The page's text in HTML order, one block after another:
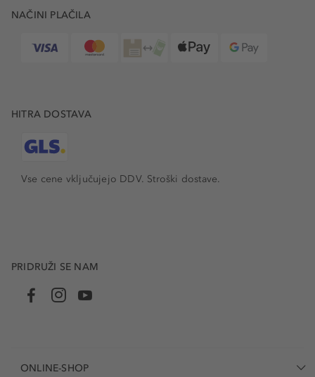
Gobe za tuširanje lahko izboljšajo splošno zdravje kože,
saj kožo po telesu nežno čistijo, delujejo kot rahel piling
in na ta način pomagajo odstraniti odmrle kožne celice.
Gobica za tuširanje pa je odlična izbira tudi za masažo
pozabimo sprostiti in za trenutek odmisliti na stres
vsakdanjika. Naj bo trenutek pod prho trenutek za vas: pri
tem pa vam lahko pomaga mehka gobica za tuširanje.
Izbirajte med mnogimi v naši spletni trgovini, kjer vam
NAČINI PLAČILA
HITRA DOSTAVA
Vse cene vključujejo DDV. Stroški dostave.
PRIDRUŽI SE NAM
ONLINE-SHOP